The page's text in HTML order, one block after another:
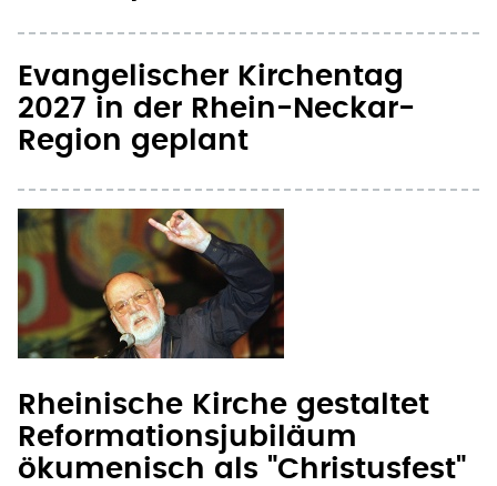
Evangelischer Kirchentag
2027 in der Rhein-Neckar-
Region geplant
Rheinische Kirche gestaltet
Reformationsjubiläum
ökumenisch als "Christusfest"